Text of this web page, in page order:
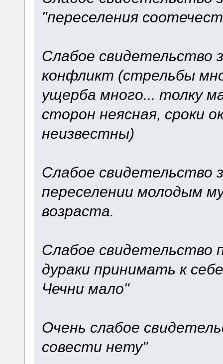
"переселения
Слабое
конфликт (стрельбы
ущерба много... толку
сторон неясная, сроки
неизвестны)
Слабое свидетельство
переселении молодым
возраста.
Слабое свидетельство
дураки принимать к
Чечни мало"
Очень слабое
совести нету"